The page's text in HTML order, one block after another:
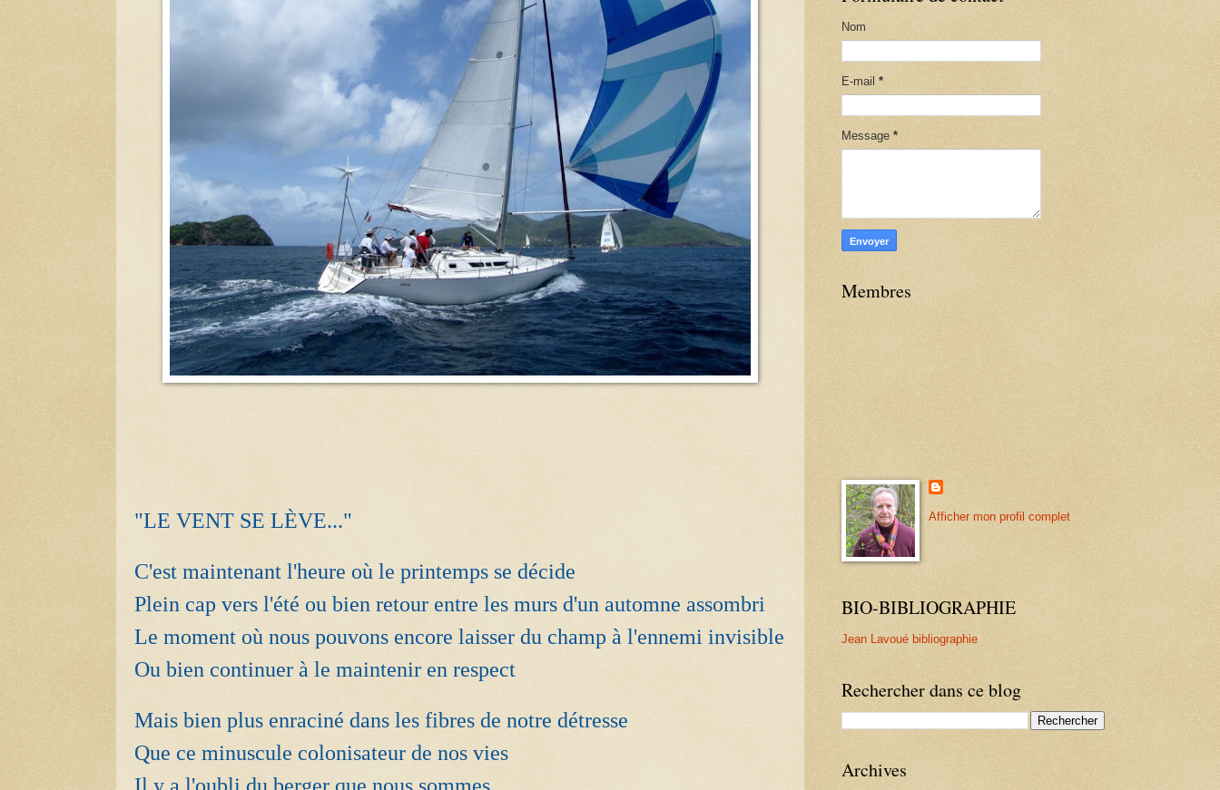
"LE VENT SE LÈVE..."
C'est maintenant l'heure où le printemps se décide
Plein cap vers l'été ou bien retour entre les murs d'un automne assombri
Le moment où nous pouvons encore laisser du champ à l'ennemi invisible
Ou bien continuer à le maintenir en respect
Mais bien plus enraciné dans les fibres de notre détresse
Que ce minuscule colonisateur de nos vies
Nom
E-mail *
Message *
Membres
Afficher mon profil complet
BIO-BIBLIOGRAPHIE
Jean Lavoué bibliographie
Rechercher dans ce blog
Archives